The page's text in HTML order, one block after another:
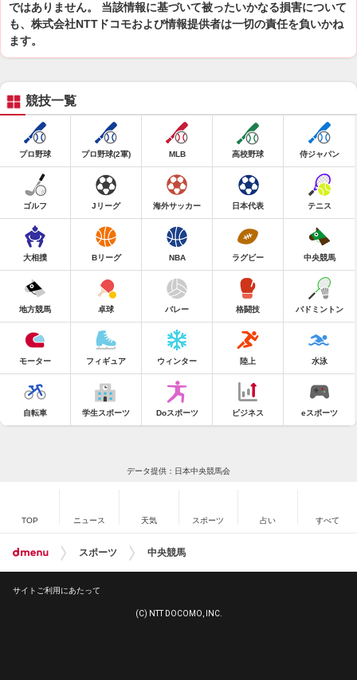
ではありません。 当該情報に基づいて被ったいかなる損害について
も、株式会社NTTドコモおよび情報提供者は一切の責任を負いかね
ます。
競技一覧
プロ野球 プロ野球(2軍) MLB 高校野球 侍ジャパン
ゴルフ Jリーグ 海外サッカー 日本代表 テニス
大相撲 Bリーグ NBA ラグビー 中央競馬
地方競馬 卓球 バレー 格闘技 バドミントン
モーター フィギュア ウィンター 陸上 水泳
自転車 学生スポーツ Doスポーツ ビジネス eスポーツ
データ提供：日本中央競馬会
TOP ニュース 天気 スポーツ 占い すべて
スポーツ 中央競馬
サイトご利用にあたって
(C) NTT DOCOMO, INC.